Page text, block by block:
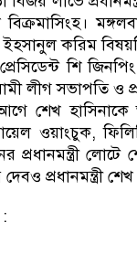
করিম
শি
লীগ সভাপতি ও
শেখ হাসিনাকে
ওয়াংচুক,
প্রধানমন্ত্রী লোটে
প্রধানমন্ত্রী